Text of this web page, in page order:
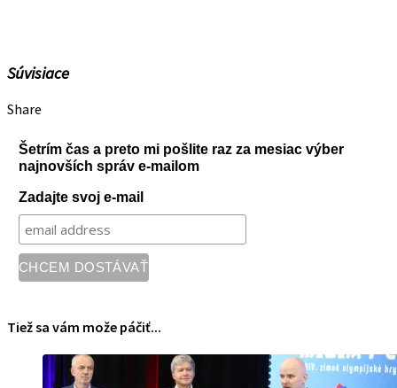
Súvisiace
Share
Šetrím čas a preto mi pošlite raz za mesiac výber
najnovších správ e-mailom
Zadajte svoj e-mail
Tiež sa vám može páčiť...